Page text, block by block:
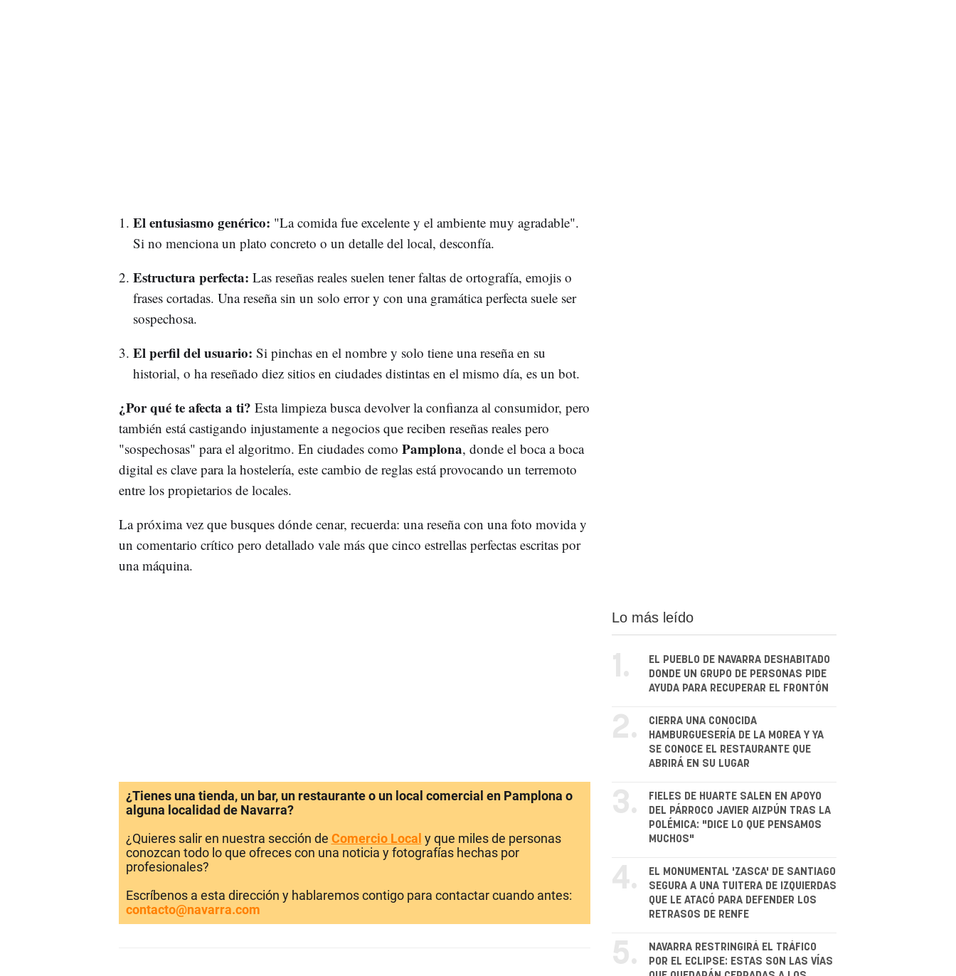
El entusiasmo genérico: "La comida fue excelente y el ambiente muy agradable".
Si no menciona un plato concreto o un detalle del local, desconfía.
Estructura perfecta: Las reseñas reales suelen tener faltas de ortografía, emojis o
frases cortadas. Una reseña sin un solo error y con una gramática perfecta suele ser
sospechosa.
El perfil del usuario: Si pinchas en el nombre y solo tiene una reseña en su
historial, o ha reseñado diez sitios en ciudades distintas en el mismo día, es un bot.
¿Por qué te afecta a ti? Esta limpieza busca devolver la confianza al consumidor, pero
también está castigando injustamente a negocios que reciben reseñas reales pero
"sospechosas" para el algoritmo. En ciudades como Pamplona, donde el boca a boca
digital es clave para la hostelería, este cambio de reglas está provocando un terremoto
entre los propietarios de locales.
La próxima vez que busques dónde cenar, recuerda: una reseña con una foto movida y
un comentario crítico pero detallado vale más que cinco estrellas perfectas escritas por
una máquina.
¿Tienes una tienda, un bar, un restaurante o un local comercial en Pamplona o
alguna localidad de Navarra?
¿Quieres salir en nuestra sección de Comercio Local y que miles de personas
conozcan todo lo que ofreces con una noticia y fotografías hechas por
profesionales?
Escríbenos a esta dirección y hablaremos contigo para contactar cuando antes:
contacto@navarra.com
Lo más leído
1.
EL PUEBLO DE NAVARRA DESHABITADO
DONDE UN GRUPO DE PERSONAS PIDE
AYUDA PARA RECUPERAR EL FRONTÓN
2.
CIERRA UNA CONOCIDA
HAMBURGUESERÍA DE LA MOREA Y YA
SE CONOCE EL RESTAURANTE QUE
ABRIRÁ EN SU LUGAR
3.
FIELES DE HUARTE SALEN EN APOYO
DEL PÁRROCO JAVIER AIZPÚN TRAS LA
POLÉMICA: "DICE LO QUE PENSAMOS
MUCHOS"
4.
EL MONUMENTAL 'ZASCA' DE SANTIAGO
SEGURA A UNA TUITERA DE IZQUIERDAS
QUE LE ATACÓ PARA DEFENDER LOS
RETRASOS DE RENFE
5.
NAVARRA RESTRINGIRÁ EL TRÁFICO
POR EL ECLIPSE: ESTAS SON LAS VÍAS